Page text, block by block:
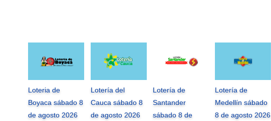
Loteria de
Boyaca sábado 8
de agosto 2026
Lotería del
Cauca sábado 8
de agosto 2026
Lotería de
Santander
sábado 8 de
Lotería de
Medellín sábado
8 de agosto 2026